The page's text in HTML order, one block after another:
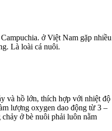
ở Việt Nam gặp nhiều
Là loài cá nuôi.
và hồ lớn, thích hợp với nhiệt độ
lượng oxygen dao động từ 3 –
ở bè nuôi phải luôn nằm